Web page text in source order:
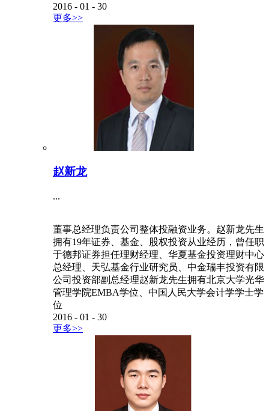
2016 - 01 - 30
更多>>
赵新龙
...
董事总经理负责公司整体投融资业务。赵新龙先生
拥有19年证券、基金、股权投资从业经历，曾任职
于德邦证券担任理财经理、华夏基金投资理财中心
总经理、天弘基金行业研究员、中金瑞丰投资有限
公司投资部副总经理赵新龙先生拥有北京大学光华
管理学院EMBA学位、中国人民大学会计学学士学
位
2016 - 01 - 30
更多>>